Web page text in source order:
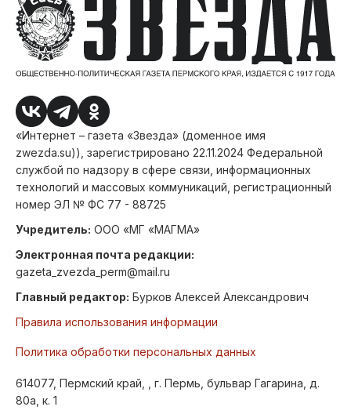
«Интернет – газета «Звезда» (доменное имя
zwezda.su)), зарегистрировано 22.11.2024 Федеральной
службой по надзору в сфере связи, информационных
технологий и массовых коммуникаций, регистрационный
номер ЭЛ № ФС 77 - 88725
Учредитель: ООО «МГ «МАГМА»
Электронная почта редакции:
gazeta_zvezda_perm@mail.ru
Главный редактор: Бурков Алексей Александрович
Правила использования информации
Политика обработки персональных данных
614077, Пермский край, , г. Пермь, бульвар Гагарина, д.
80а, к. 1